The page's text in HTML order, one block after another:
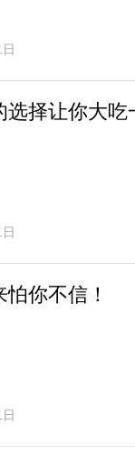
选择让你大吃
你不信！